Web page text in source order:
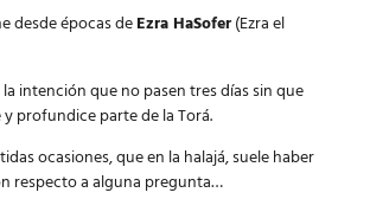
desde épocas deEzra HaSofer(Ezra el
intención que no pasen tres días sin que
profundice parte de la Torá.
ocasiones, que en la halajá, suele haber
respecto a alguna pregunta…